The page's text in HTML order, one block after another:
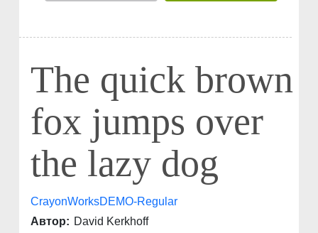
The quick brown
fox jumps over
the lazy dog
CrayonWorksDEMO-Regular
Автор: David Kerkhoff